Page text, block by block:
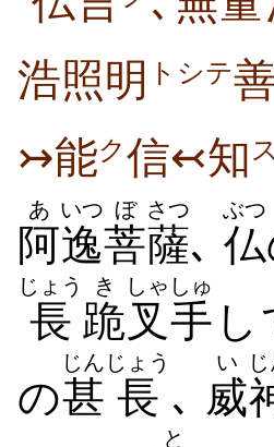
浩照明 トシテ
↣能ク信↢知 ス
阿
あ
逸
いつ
菩
ぼ
薩
さつ
､ 仏
ぶつ
長
じょう
跪
き
叉手
しゃしゅ
の甚
じん
長
じょう
､ 威
い
と